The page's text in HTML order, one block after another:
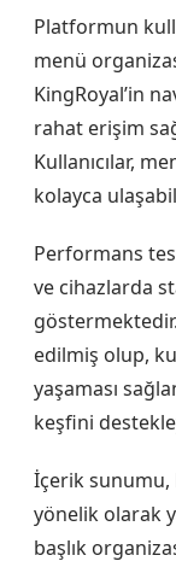
Platformun
menü
KingRoyal’in
rahat erişim
Kullanıcılar,
kolayca
Performans
ve cihazlarda
edilmiş olup,
yaşaması
keşfini
İçerik sunumu,
yönelik olarak
başlık